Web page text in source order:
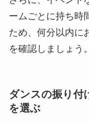
ームごとに持ち時
ため、何分以内に
を確認しましょう。
ダンスの振り付
を選ぶ